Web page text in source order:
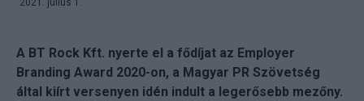
2021. július 1.
A BT Rock Kft. nyerte el a fődíjat az Employer
Branding Award 2020-on, a Magyar PR Szövetség
által kiírt versenyen idén indult a legerősebb mezőny.